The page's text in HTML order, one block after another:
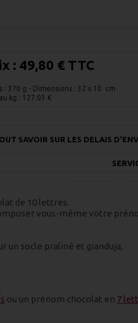
: 49,80 € TTC
: 370 g - Dimensions : 32 x 10 cm
kg : 127.03 €
SAVOIR SUR LES DELAIS
de 10 lettres.
vous-même votre
un socle praliné et gianduja,
.
ou un prénom chocolat en 7